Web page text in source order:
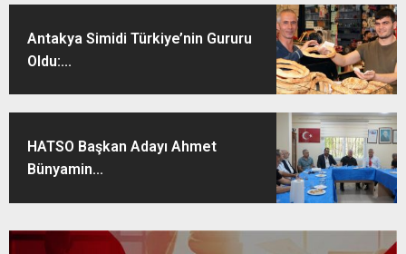
Antakya Simidi Türkiye’nin Gururu
Oldu:...
HATSO Başkan Adayı Ahmet
Bünyamin...